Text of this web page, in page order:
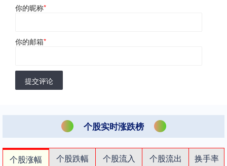
你的昵称*
你的邮箱*
提交评论
个股实时涨跌榜
个股涨幅 个股跌幅 个股流入 个股流出
换手率